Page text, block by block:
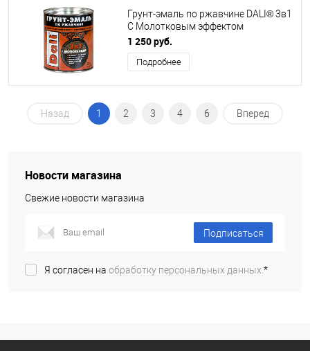
Грунт-эмаль по ржавчине DALI® 3в1
С Молотковым эффектом
Шоколадный
1 250 руб.
Подробнее
Назад 1 2 3 4 6 Вперед
Новости магазина
Свежие новости магазина
Подписаться
Я согласен на обработку персональных данных.*